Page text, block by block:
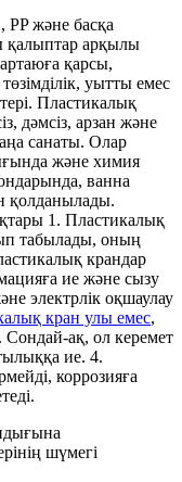
және басқа
қалыптар арқылы
қарсы,
уытты емес
Пластикалық
дәмсіз, арзан және
санаты. Олар
және химия
ванна
қолданылады.
1. Пластикалық
табылады, оның
крандар
ие және сызу
электрлік оқшаулау
кран улы емес,
Сондай-ақ, ол керемет
ие. 4.
коррозияға